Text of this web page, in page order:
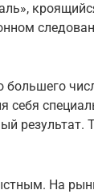
себя
результат.
На